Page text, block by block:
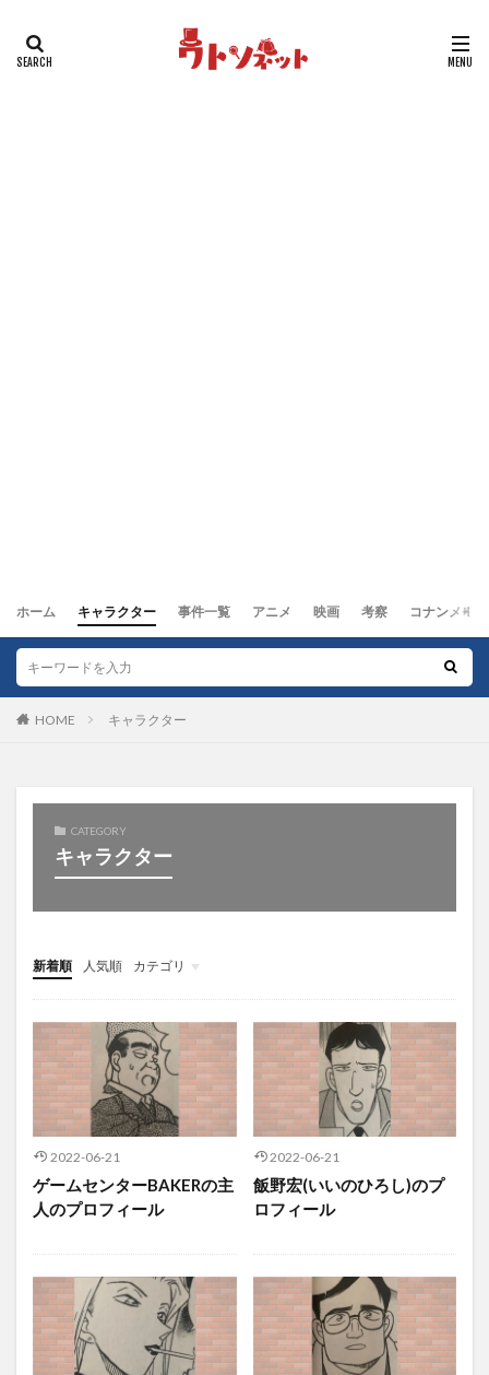
ホーム キャラクター 事件一覧 アニメ 映画 考察 コナンメモ
HOME キャラクター
CATEGORY
キャラクター
新着順 人気順
カテゴリ
キャラクター
事件一覧
アニメ
映画
考察
コナンメモ
2022-06-21
ゲームセンターBAKERの主
人のプロフィール
2022-06-21
飯野宏(いいのひろし)のプ
ロフィール